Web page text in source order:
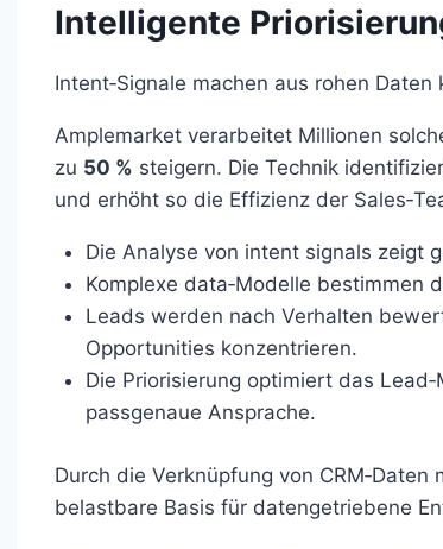
Intelligente
Intent‑Signale machen aus rohen
Amplemarket verarbeitet Millionen
zu 50 % steigern. Die Technik
und erhöht so die Effizienz der
Die Analyse von intent signals zeigt
Komplexe data‑Modelle bestimmen
Leads werden nach Verhalten
Opportunities konzentrieren.
Die Priorisierung optimiert das
passgenaue Ansprache.
Durch die Verknüpfung von
belastbare Basis für datengetriebene